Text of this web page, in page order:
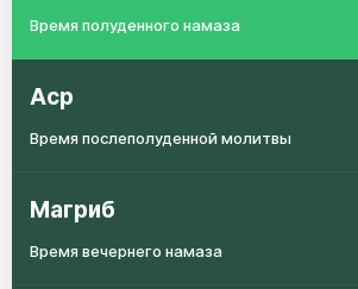
Время полуденного намаза
Аср
Время послеполуденной молитвы
Магриб
Время вечернего намаза